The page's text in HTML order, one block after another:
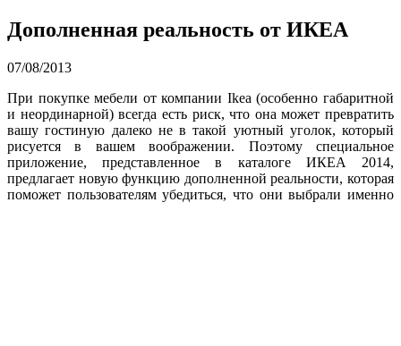
Дополненная реальность от ИКЕА
07/08/2013
При покупке мебели от компании Ikea (особенно габаритной
и неординарной) всегда есть риск, что она может превратить
вашу гостиную далеко не в такой уютный уголок, который
рисуется в вашем воображении. Поэтому специальное
приложение, представленное в каталоге ИКЕА 2014,
предлагает новую функцию дополненной реальности, которая
поможет пользователям убедиться, что они выбрали именно